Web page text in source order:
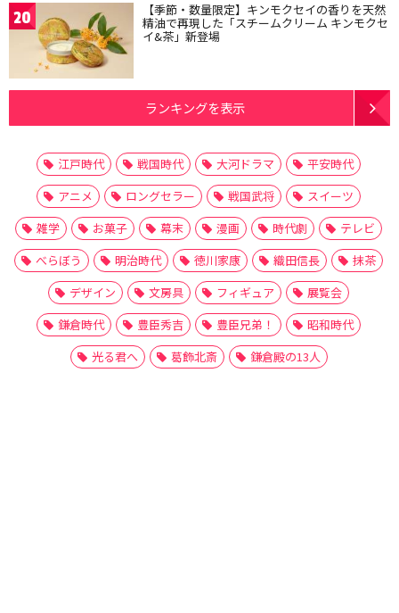
20 【季節・数量限定】キンモクセイの香りを天然
精油で再現した「スチームクリーム キンモクセ
イ&茶」新登場
ランキングを表示
江戸時代 戦国時代 大河ドラマ
平安時代
アニメ
ロングセラー 戦国武将
スイーツ
雑学
お菓子 幕末 漫画 時代劇
テレビ
べらぼう
明治時代 徳川家康 織田信長
抹茶
デザイン
文房具 フィギュア
展覧会
鎌倉時代
豊臣秀吉 豊臣兄弟！
昭和時代
光る君へ
葛飾北斎 鎌倉殿の13人